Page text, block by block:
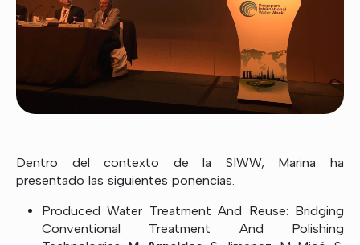
Dentro del contexto de la SIWW, Marina ha
presentado las siguientes ponencias.
Produced Water Treatment And Reuse: Bridging
Conventional Treatment And Polishing